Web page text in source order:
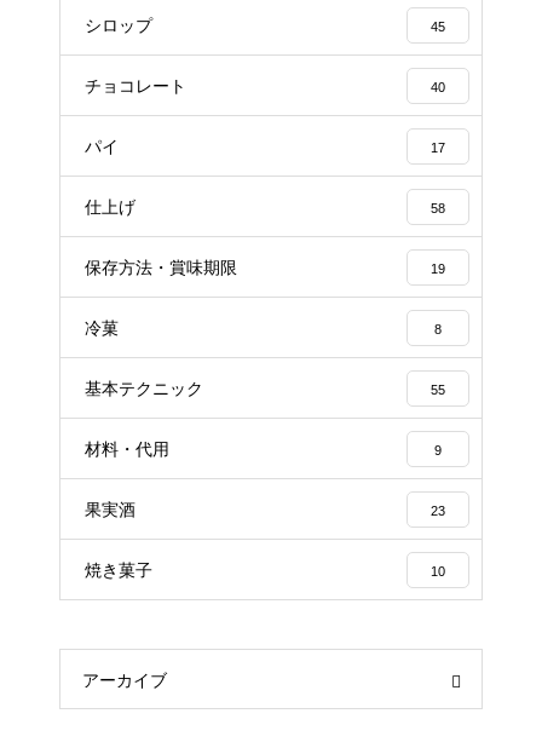
シロップ 45
チョコレート 40
パイ 17
仕上げ 58
保存方法・賞味期限 19
冷菓 8
基本テクニック 55
材料・代用 9
果実酒 23
焼き菓子 10
アーカイブ